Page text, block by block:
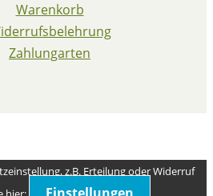
Warenkorb
Zahlungarten
z.B. Erteilung oder Widerruf